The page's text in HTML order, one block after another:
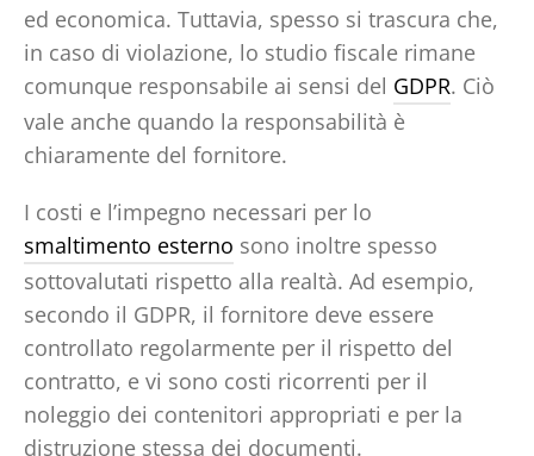
ed economica. Tuttavia, spesso si trascura che,
in caso di violazione, lo studio fiscale rimane
comunque responsabile ai sensi del GDPR. Ciò
vale anche quando la responsabilità è
chiaramente del fornitore.
I costi e l’impegno necessari per lo
smaltimento esterno sono inoltre spesso
sottovalutati rispetto alla realtà. Ad esempio,
secondo il GDPR, il fornitore deve essere
controllato regolarmente per il rispetto del
contratto, e vi sono costi ricorrenti per il
noleggio dei contenitori appropriati e per la
distruzione stessa dei documenti.